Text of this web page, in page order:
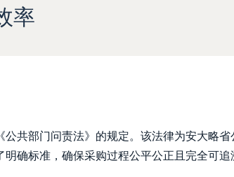
率
公共部门问责法》的规定。该法律为安大略
明确标准，确保采购过程公平公正且完全可追